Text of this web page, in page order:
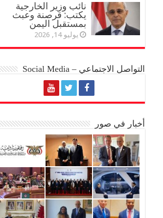
نائب وزير الخارجية
يكتب: قرصنة وعبث
بمستقبل اليمن
يوليو 14, 2026
التواصل الاجتماعي – Social Media
أخبار في صور